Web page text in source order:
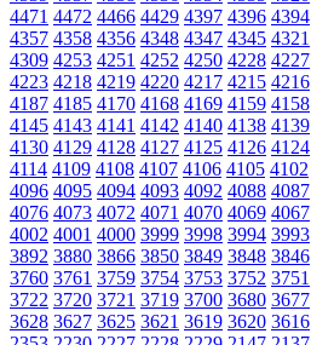
4471 4472 4466 4429 4397 4396 4394
4357 4358 4356 4348 4347 4345 4321
4309 4253 4251 4252 4250 4228 4227
4223 4218 4219 4220 4217 4215 4216
4187 4185 4170 4168 4169 4159 4158
4145 4143 4141 4142 4140 4138 4139
4130 4129 4128 4127 4125 4126 4124
4114 4109 4108 4107 4106 4105 4102
4096 4095 4094 4093 4092 4088 4087
4076 4073 4072 4071 4070 4069 4067
4002 4001 4000 3999 3998 3994 3993
3892 3880 3866 3850 3849 3848 3846
3760 3761 3759 3754 3753 3752 3751
3722 3720 3721 3719 3700 3680 3677
3628 3627 3625 3621 3619 3620 3616